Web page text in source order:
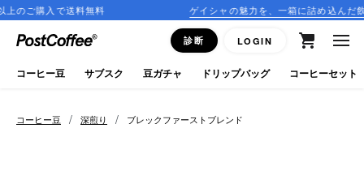
ゲイシャの魅力を、一箱に詰め込んだ飲み比べセットが登場
診断 LOGIN
close
ログイン
新規会員登録
コーヒー豆 / 深煎り / ブレックファーストブレンド
コーヒー豆 サブスク 豆ガチャ ドリップバッグ コーヒーセット